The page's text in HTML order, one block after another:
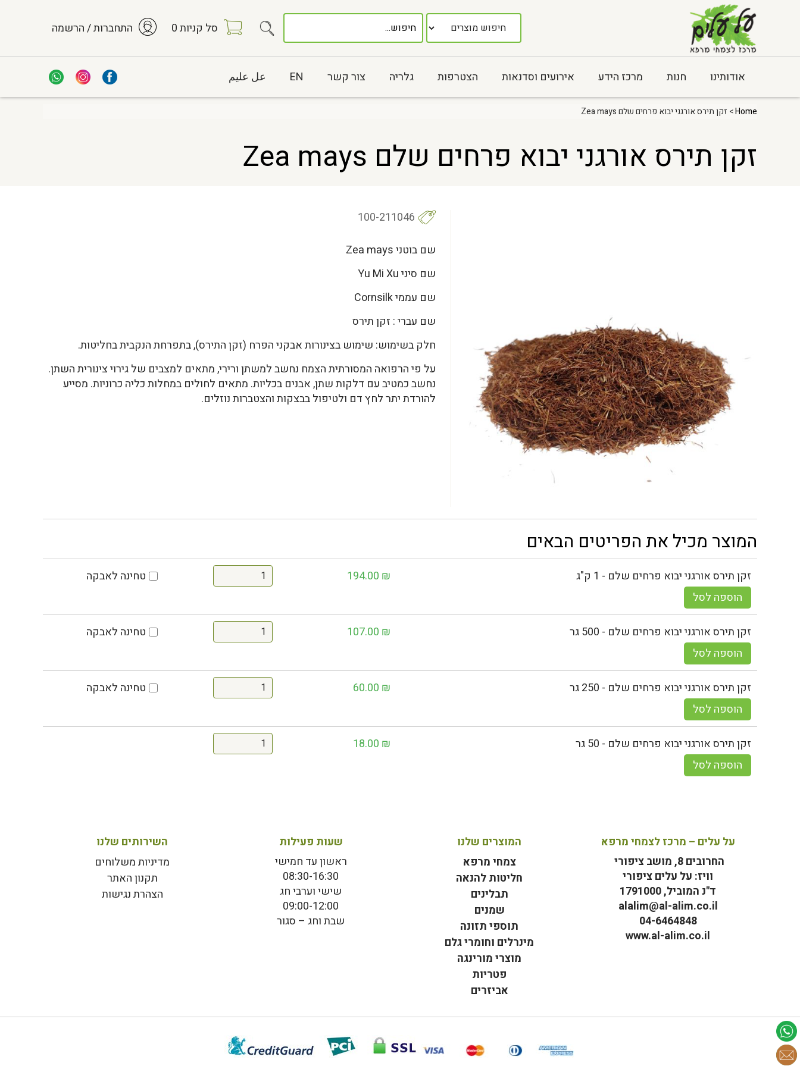
סל קניות0 התחברות / הרשמה
אודותינו חנות מרכז הידע אירועים וסדנאות הצטרפות גלריה צור קשר EN عل عليم
Home> זקן תירס אורגני יבוא פרחים שלם Zea mays
זקן תירס אורגני יבוא פרחים שלם Zea mays
100-211046
שם בוטני Zea mays
שם סיני Yu Mi Xu
שם עממי Cornsilk
שם עברי : זקן תירס
חלק בשימוש: שימוש בצינורות אבקני הפרח (זקן התירס), בתפרחת הנקבית בחליטות.
על פי הרפואה המסורתית הצמח נחשב למשתן ורירי, מתאים למצבים של גירוי צינורית השתן.
נחשב כמטיב עם דלקות שתן, אבנים בכליות. מתאים לחולים במחלות כליה כרוניות. מסייע
להורדת יתר לחץ דם ולטיפול בבצקות והצטברות נוזלים.
המוצר מכיל את הפריטים הבאים
זקן תירס אורגני יבוא פרחים שלם - 1 ק"ג 194.00 ₪
טחינה לאבקה
הוספה לסל
זקן תירס אורגני יבוא פרחים שלם - 500 גר 107.00 ₪
טחינה לאבקה
הוספה לסל
זקן תירס אורגני יבוא פרחים שלם - 250 גר 60.00 ₪
טחינה לאבקה
הוספה לסל
זקן תירס אורגני יבוא פרחים שלם - 50 גר 18.00 ₪
הוספה לסל
על עלים – מרכז לצמחי מרפא
החרובים 8, מושב ציפורי
וויז: על עלים ציפורי
ד"נ המוביל, 1791000
alalim@al-alim.co.il
04-6464848
www.al-alim.co.il
המוצרים שלנו
צמחי מרפא
חליטות להנאה
תבלינים
שמנים
תוספי תזונה
מינרלים וחומרי גלם
מוצרי מורינגה
פטריות
אביזרים
שעות פעילות
ראשון עד חמישי
08:30-16:30
שישי וערבי חג
09:00-12:00
שבת וחג – סגור
השירותים שלנו
מדיניות משלוחים
תקנון האתר
הצהרת נגישות